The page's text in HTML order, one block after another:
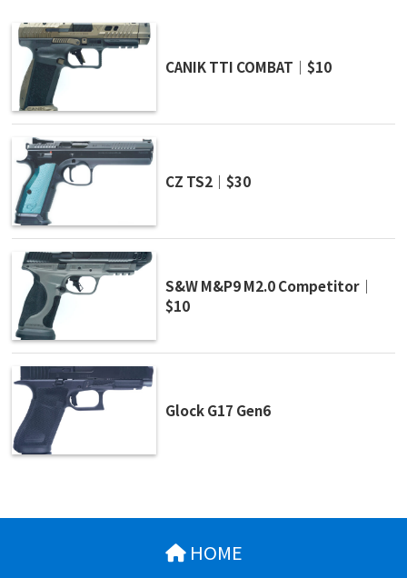
CANIK TTI COMBAT｜$10
CZ TS2｜$30
S&W M&P9 M2.0 Competitor｜
$10
Glock G17 Gen6
HOME